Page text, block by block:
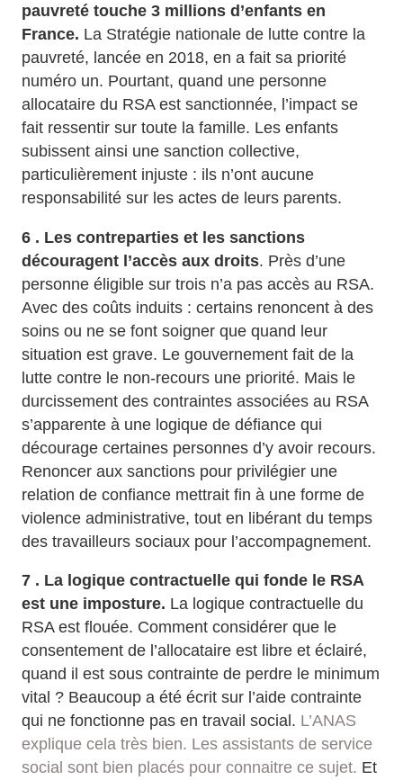
pauvreté touche 3 millions d’enfants en
France. La Stratégie nationale de lutte contre la
pauvreté, lancée en 2018, en a fait sa priorité
numéro un. Pourtant, quand une personne
allocataire du RSA est sanctionnée, l’impact se
fait ressentir sur toute la famille. Les enfants
subissent ainsi une sanction collective,
particulièrement injuste : ils n’ont aucune
responsabilité sur les actes de leurs parents.
6 . Les contreparties et les sanctions
découragent l’accès aux droits. Près d’une
personne éligible sur trois n’a pas accès au RSA.
Avec des coûts induits : certains renoncent à des
soins ou ne se font soigner que quand leur
situation est grave. Le gouvernement fait de la
lutte contre le non-recours une priorité. Mais le
durcissement des contraintes associées au RSA
s’apparente à une logique de défiance qui
décourage certaines personnes d’y avoir recours.
Renoncer aux sanctions pour privilégier une
relation de confiance mettrait fin à une forme de
violence administrative, tout en libérant du temps
des travailleurs sociaux pour l’accompagnement.
7 . La logique contractuelle qui fonde le RSA
est une imposture. La logique contractuelle du
RSA est flouée. Comment considérer que le
consentement de l’allocataire est libre et éclairé,
quand il est sous contrainte de perdre le minimum
vital ? Beaucoup a été écrit sur l’aide contrainte
qui ne fonctionne pas en travail social. L’ANAS
explique cela très bien. Les assistants de service
social sont bien placés pour connaitre ce sujet. Et